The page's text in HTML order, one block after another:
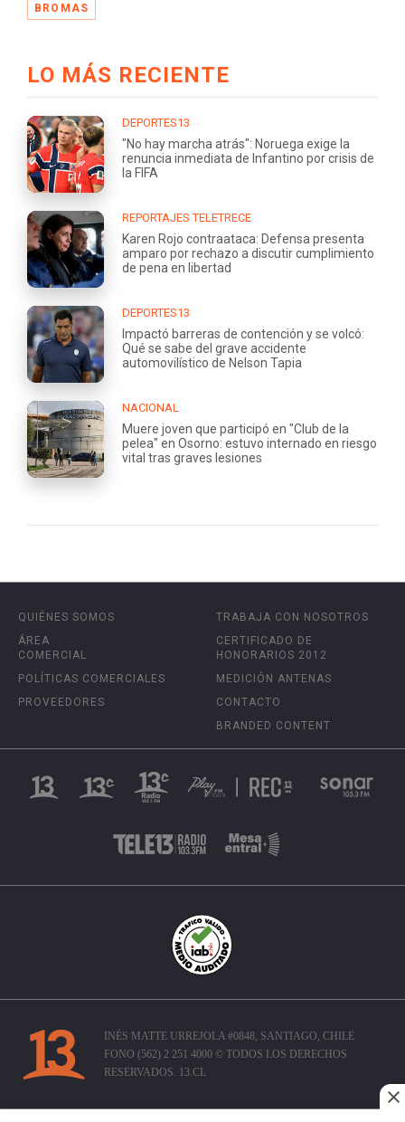
BROMAS
LO MÁS RECIENTE
DEPORTES13
"No hay marcha atrás": Noruega exige la
renuncia inmediata de Infantino por crisis de
la FIFA
REPORTAJES TELETRECE
Karen Rojo contraataca: Defensa presenta
amparo por rechazo a discutir cumplimiento
de pena en libertad
DEPORTES13
Impactó barreras de contención y se volcó:
Qué se sabe del grave accidente
automovilístico de Nelson Tapia
NACIONAL
Muere joven que participó en "Club de la
pelea" en Osorno: estuvo internado en riesgo
vital tras graves lesiones
QUIÉNES SOMOS
ÁREA
COMERCIAL
POLÍTICAS COMERCIALES
PROVEEDORES
TRABAJA CON NOSOTROS
CERTIFICADO DE
HONORARIOS 2012
MEDICIÓN ANTENAS
CONTACTO
BRANDED CONTENT
INÉS MATTE URREJOLA #0848, SANTIAGO, CHILE
FONO (562) 2 251 4000 © TODOS LOS DERECHOS
RESERVADOS. 13.CL